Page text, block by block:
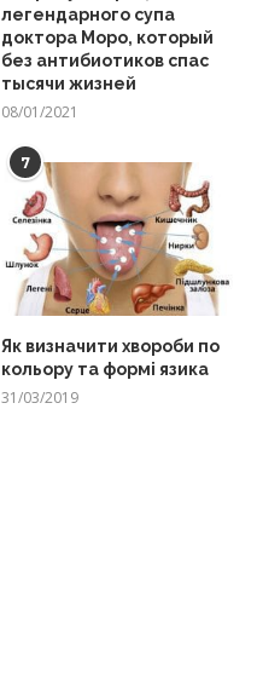
легендарного супа
доктора Моро, который
без антибиотиков спас
тысячи жизней
08/01/2021
7
Як визначити хвороби по
кольору та формі язика
31/03/2019